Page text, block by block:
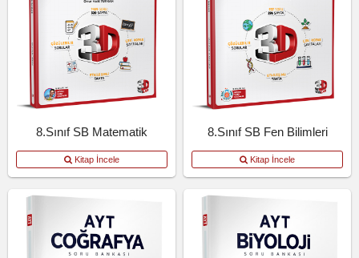
8.Sınıf SB Matematik
Kitap İncele
8.Sınıf SB Fen Bilimleri
Kitap İncele